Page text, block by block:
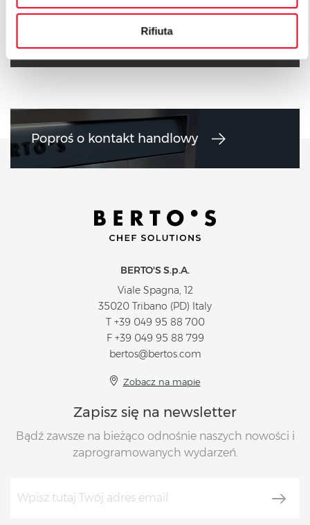
Rifiuta
KUCHNIE GAZOWE 6 + 10 KW KUCHNIE
Poproś o kontakt handlowy
BERTO'S S.p.A.
Viale Spagna, 12
35020 Tribano (PD) Italy
T +39 049 95 88 700
F +39 049 95 88 799
bertos@bertos.com
Zobacz na mapie
Zapisz się na newsletter
Bądź zawsze na bieżąco odnośnie naszych nowości i
zaprogramowanych wydarzeń.